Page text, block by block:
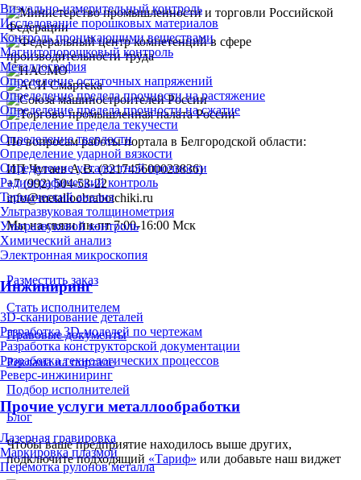
Визуально-измерительный контроль
Исследование порошковых материалов
Контроль проникающими веществами
Магнитопорошковый контроль
Металлография
Определение остаточных напряжений
Определение предела прочности на растяжение
Определение предела прочности на сжатие
Определение предела текучести
Определение твердости
Определение ударной вязкости
Определение усталостной прочности
Радиографический контроль
Термический анализ
Ультразвуковая толщинометрия
Ультразвуковой контроль
Химический анализ
Электронная микроскопия
Инжиниринг
3D-сканирование деталей
Разработка 3D-моделей по чертежам
Разработка конструкторской документации
Разработка технологических процессов
Реверс-инжиниринг
Прочие услуги металлообработки
Лазерная гравировка
Маркировка плазмой
Перемотка рулонов металла
По вопросам работы портала в Белгородской области:
ИП Чугаев А.В. (321745600023836)
+7 (992) 504-53-22
info@metalloobrabotchiki.ru
Мы на связи пн-пт 7:00-16:00 Мск
Разместить заказ
Стать исполнителем
Правовые документы
Реклама на портале
Подбор исполнителей
Блог
Чтобы ваше предприятие находилось выше других,
подключите подходящий «Тариф» или добавьте наш виджет